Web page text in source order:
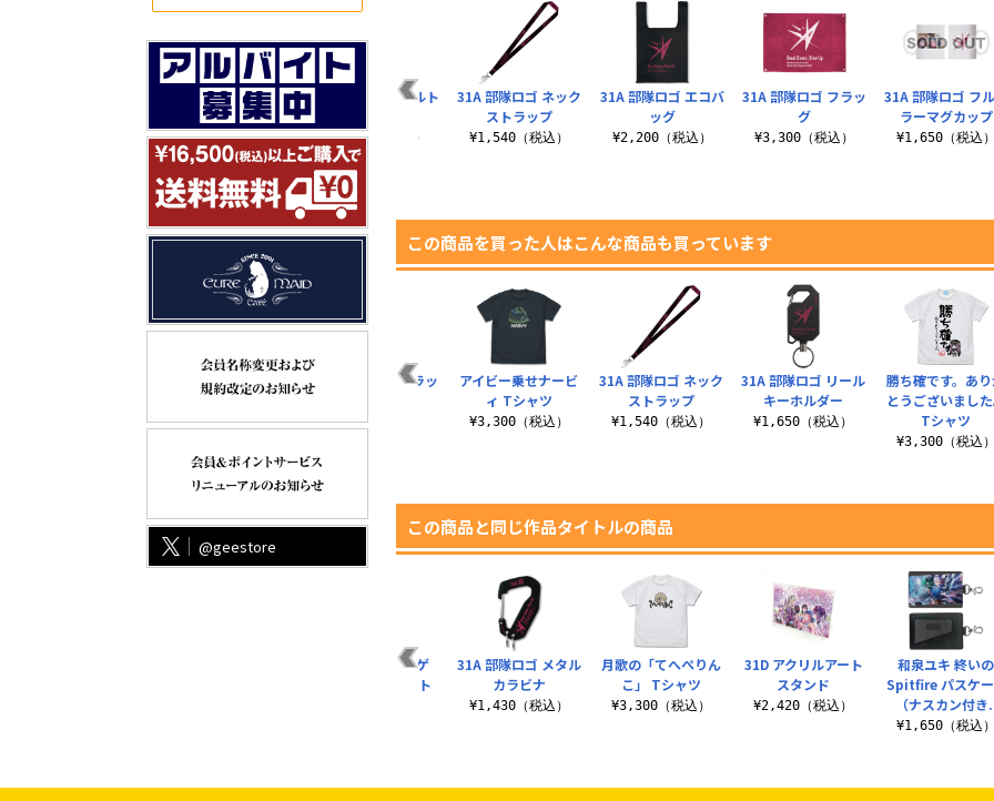
@geestore
31A 部隊ロゴ フラッ
グ
¥3,300（税込）
31A 部隊ロゴ フ
ラーマグカップ
¥1,650（税込
31A 部隊ロゴ シンセ
ティックレザーカー
ドケース
¥2,970（税込）
セラフ部隊 ロールト
¥8,800（税込）
31A 部隊ロゴ ネック
ストラップ
¥1,540（税込）
31A 部隊ロゴ エコバ
ッグ
¥2,200（税込）
この商品を買った人はこんな商品も買っています
31A 部隊ロゴ リール
キーホルダー
¥1,650（税込）
勝ち確です。あ
とうございまし
Tシャツ
¥3,300（税込
31A 部隊ロゴ 薄手ド
ライパーカー
¥6,380（税込）
31A 部隊ロゴ フラッ
¥3,300（税込）
アイビー乗せナービ
ィ Tシャツ
¥3,300（税込）
31A 部隊ロゴ ネック
ストラップ
¥1,540（税込）
この商品と同じ作品タイトルの商品
31D アクリルアート
スタンド
¥2,420（税込）
和泉ユキ 終いの
Spitfire パスケ
（ナスカン付き
¥1,650（税込
豊後弥生の「でゲ
ス」 ラージトート
31A 部隊ロゴ メタル
カラビナ
¥1,430（税込）
月歌の「てへぺりん
こ」 Tシャツ
¥3,300（税込）